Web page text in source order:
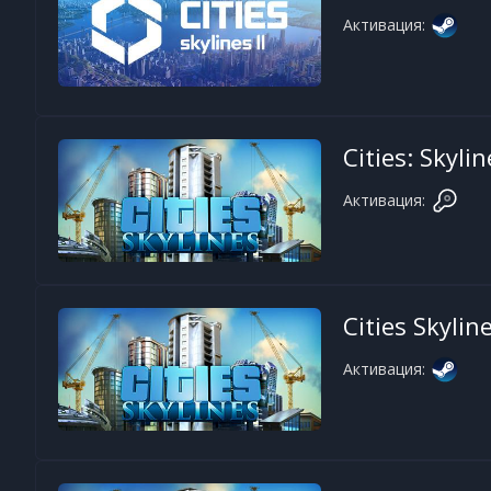
Активация:
Cities:
Активация:
Cities
Активация: